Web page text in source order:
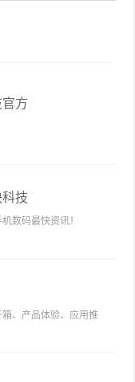
方
技
数码最快资讯！
、产品体验、应用推